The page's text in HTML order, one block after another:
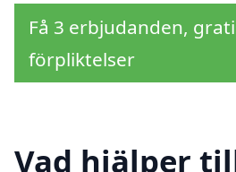
Få 3 erbjudanden,
förpliktelser
Vad hjälper